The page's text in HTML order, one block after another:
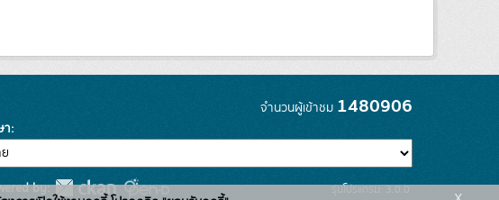
จำนวนผู้เข้าชม 1480906
า
by: รุ่นโปรแกรม: 3.0.0